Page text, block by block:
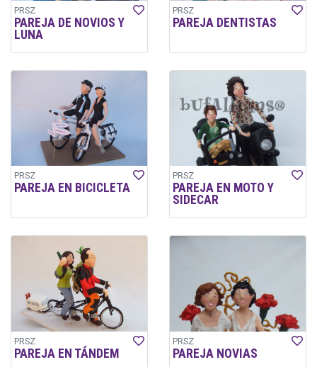
PRSZ
PAREJA DE NOVIOS Y
LUNA
PRSZ
PAREJA DENTISTAS
PRSZ
PAREJA EN BICICLETA
PRSZ
PAREJA EN MOTO Y
SIDECAR
PRSZ
PAREJA EN TÁNDEM
PRSZ
PAREJA NOVIAS